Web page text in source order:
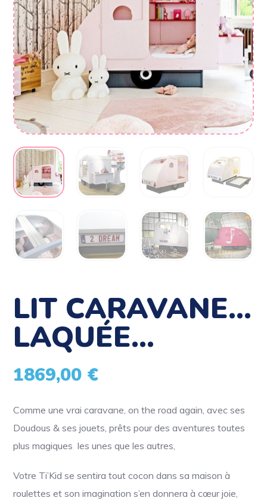
LIT CARAVANE…
LAQUÉE…
1869,00 €
Comme une vrai caravane, on the road again, avec ses
Doudous & ses jouets, prêts pour des aventures toutes
plus magiques les unes que les autres,
Votre Ti’Kid se sentira tout cocon dans sa maison à
roulettes et son imagination s’en donnera à cœur joie,